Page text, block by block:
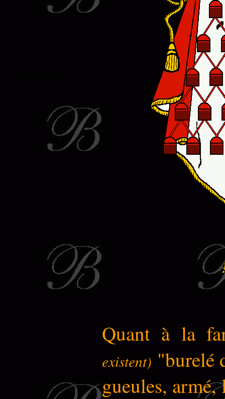
Quant à la
existent) "burelé
gueules,